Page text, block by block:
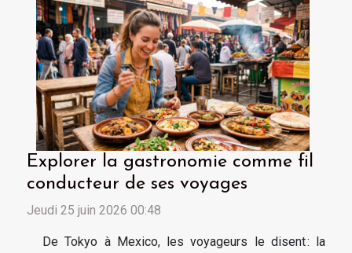
Explorer la gastronomie comme fil
conducteur de ses voyages
Jeudi 25 juin 2026 00:48
De Tokyo à Mexico, les voyageurs le disent : la